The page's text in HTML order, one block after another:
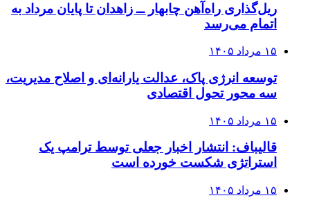
ریل‌گذاری راه‌آهن چابهار ــ زاهدان تا پایان مرداد به
اتمام می‌رسد
۱۵ مرداد ۱۴۰۵
توسعه انرژی پاک، عدالت یارانه‌ای و اصلاح مدیریت،
سه محور تحول اقتصادی
۱۵ مرداد ۱۴۰۵
قالیباف: انتشار اخبار جعلی توسط ترامپ یک
استراتژی شکست خورده است
۱۵ مرداد ۱۴۰۵